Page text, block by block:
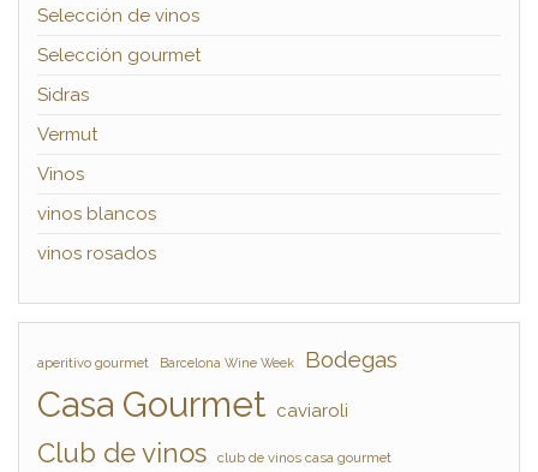
Selección de vinos
Selección gourmet
Sidras
Vermut
Vinos
vinos blancos
vinos rosados
aperitivo gourmet Barcelona Wine Week Bodegas
Casa Gourmet caviaroli
Club de vinos club de vinos casa gourmet